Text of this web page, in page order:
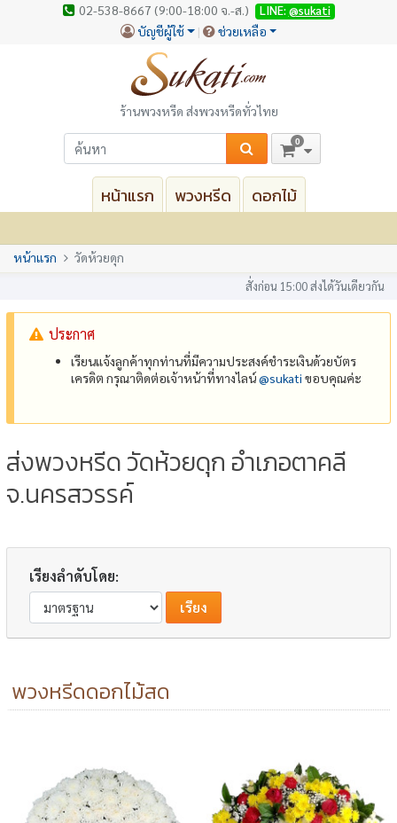
02-538-8667 (9:00-18:00 จ.-ส.) LINE: @sukati
บัญชีผู้ใช้ ช่วยเหลือ
ร้านพวงหรีด ส่งพวงหรีดทั่วไทย
0
หน้าแรก พวงหรีด ดอกไม้
หน้าแรก วัดห้วยดุก
สั่งก่อน 15:00 ส่งได้วันเดียวกัน
ประกาศ
เรียนแจ้งลูกค้าทุกท่านที่มีความประสงค์ชำระเงินด้วยบัตร
เครดิต กรุณาติดต่อเจ้าหน้าที่ทางไลน์@‌sukati ขอบคุณค่ะ
ส่งพวงหรีด วัดห้วยดุก อำเภอตาคลี
จ.นครสวรรค์
เรียงลำดับโดย:
พวงหรีดดอกไม้สด